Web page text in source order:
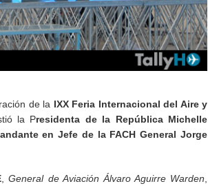
de la IXX Feria Internacional del Aire y
la Presidenta de la República Michelle
en Jefe de la FACH General Jorge
,General de Aviación Álvaro Aguirre Warden,